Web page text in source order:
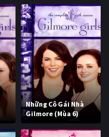
Những Cô Gái Nhà
Gilmore (Mùa 6)